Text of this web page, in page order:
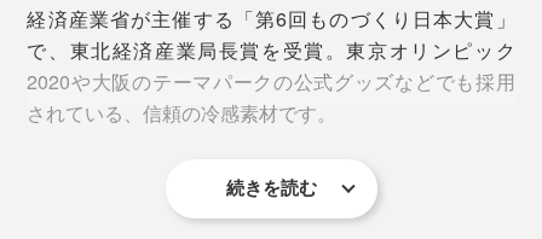
経済産業省が主催する「第6回ものづくり日本大賞」
で、東北経済産業局長賞を受賞。東京オリンピック
2020や大阪のテーマパークの公式グッズなどでも採用
されている、信頼の冷感素材です。
ひんやり感の指標である接触冷感「Q-max値
続きを読む